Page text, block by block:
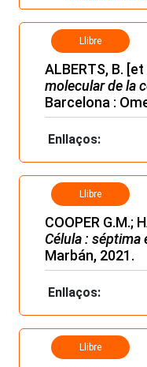
Llibre
ALBERTS, B. [et
molecular de la
Barcelona :
Enllaços:
Llibre
COOPER G.M.;
Célula : séptima
Marbán, 2021.
Enllaços:
Llibre